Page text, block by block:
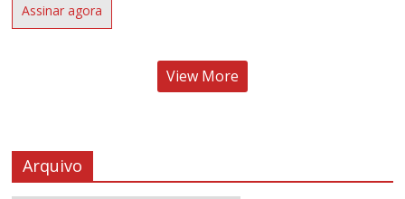
Assinar agora
View More
Arquivo